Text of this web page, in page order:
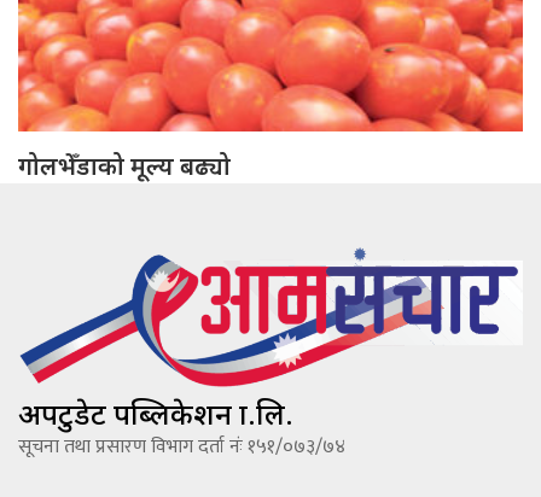
गोलभेँडाको मूल्य बढ्यो
अपटुडेट पब्लिकेशन प्रा.लि.
सूचना तथा प्रसारण विभाग दर्ता नंः १५१/०७३/७४